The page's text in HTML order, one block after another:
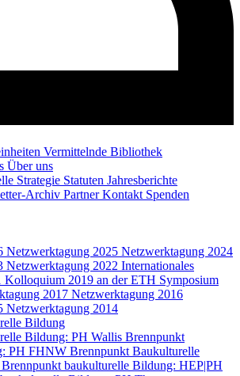
Vermittelnde Bibliothek
Über uns
Strategie Statuten Jahresberichte
Archiv PartnerKontakt Spenden
Netzwerktagung 2025 Netzwerktagung 2024
Netzwerktagung 2022 Internationales
Kolloquium 2019 an der ETH Symposium
2017 Netzwerktagung 2016
Netzwerktagung 2014
Bildung
Bildung: PH Wallis Brennpunkt
PH FHNW Brennpunkt Baukulturelle
Brennpunkt baukulturelle Bildung: HEP|PH